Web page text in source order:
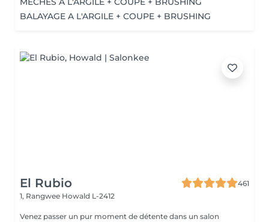
BALAYAGE A L'ARGILE + COUPE + BRUSHING
El Rubio
461
1, Rangwee Howald L-2412
Venez passer un pur moment de détente dans un salon